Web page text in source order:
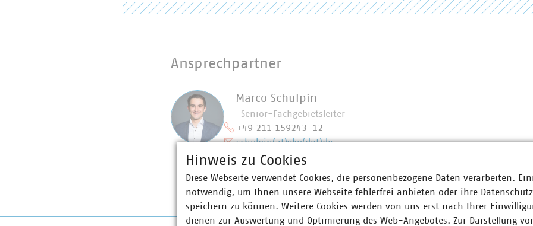
Ansprechpartner
Marco Schulpin
Senior-Fachgebietsleiter
+49 211 159243-12
schulpin(at)vku(dot)de
Hinweis zu Cookies
Diese Webseite verwendet Cookies, die personenbezogene Daten verarbeiten.
notwendig, um Ihnen unsere Webseite fehlerfrei anbieten oder ihre
speichern zu können. Weitere Cookies werden von uns erst nach Ihrer
dienen zur Auswertung und Optimierung des Web-Angebotes. Zur Darstellung